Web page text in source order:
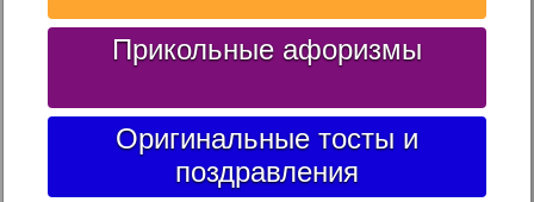
Прикольные афоризмы
Оригинальные тосты и
поздравления